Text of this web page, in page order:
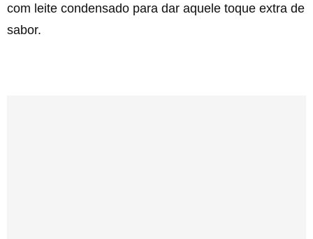
com leite condensado para dar aquele toque extra de
sabor.